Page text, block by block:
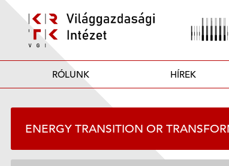
RÓLUNK HÍREK
ENERGY TRANSITION OR